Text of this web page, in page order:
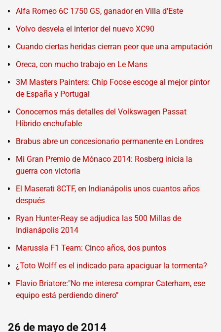
Alfa Romeo 6C 1750 GS, ganador en Villa d'Este
Volvo desvela el interior del nuevo XC90
Cuando ciertas heridas cierran peor que una amputación
Oreca, con mucho trabajo en Le Mans
3M Masters Painters: Chip Foose escoge al mejor pintor
de España y Portugal
Conocemos más detalles del Volkswagen Passat
Híbrido enchufable
Brabus abre un concesionario permanente en Londres
Mi Gran Premio de Mónaco 2014: Rosberg inicia la
guerra con victoria
El Maserati 8CTF, en Indianápolis unos cuantos años
después
Ryan Hunter-Reay se adjudica las 500 Millas de
Indianápolis 2014
Marussia F1 Team: Cinco años, dos puntos
¿Toto Wolff es el indicado para apaciguar la tormenta?
Flavio Briatore:"No me interesa comprar Caterham, ese
equipo está perdiendo dinero"
26 de mayo de 2014